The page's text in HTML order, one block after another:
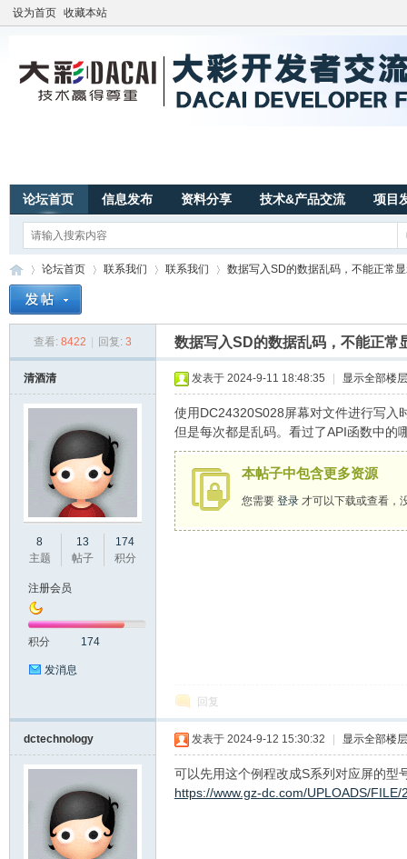
设为首页 收藏本站
论坛首页 信息发布 资料分享 技术&产品交流 项目
论坛首页
›
联系我们 联系我们
›
数据写入SD的数据乱码，不能正常
查看: 8422 回复: 3 数据写入SD的数据乱码，不能正常
清酒清
8
主题
13
帖子
174
积分
注册会员
积分 174
发消息
发表于 2024-9-11 18:48:35 显示全部楼层
使用DC24320S028屏幕对文件进行写入
但是每次都是乱码。看过了API函数中的
本帖子中包含更多资源
您需要 登录才可以下载或查看，
回复
dctechnology 发表于 2024-9-12 15:30:32 显示全部楼层
可以先用这个例程改成S系列对应屏的型
https://www.gz-dc.com/UPLOADS/FILE/